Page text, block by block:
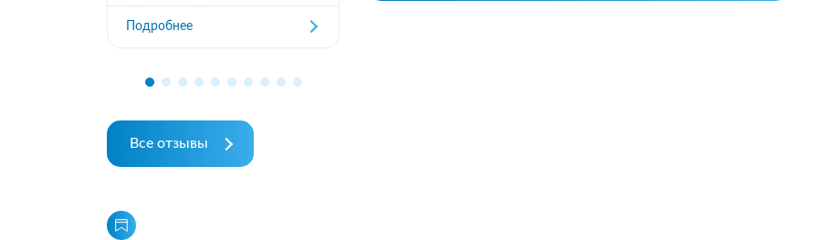
отримав підтвердження
отримання, взяли в роботу. 2
місяці жодного повідомлення
Подробнее
Все отзывы